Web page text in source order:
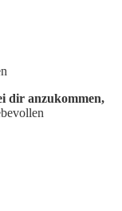
dir anzukommen,